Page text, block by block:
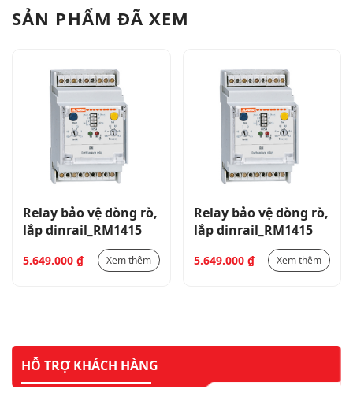
SẢN PHẨM ĐÃ XEM
Relay bảo vệ dòng rò,
lắp dinrail_RM1415
5.649.000 ₫ Xem thêm
Relay bảo vệ dòng rò,
lắp dinrail_RM1415
5.649.000 ₫ Xem thêm
HỖ TRỢ KHÁCH HÀNG